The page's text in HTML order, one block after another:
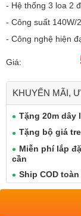
- Hệ thống 3 loa 2
- Công suất 140W/
- Công nghệ hiện
Giá:
KHUYẾN MÃI,
Tặng 20m dây
Tặng bộ giá
Miễn phí lắp
cần
Ship COD